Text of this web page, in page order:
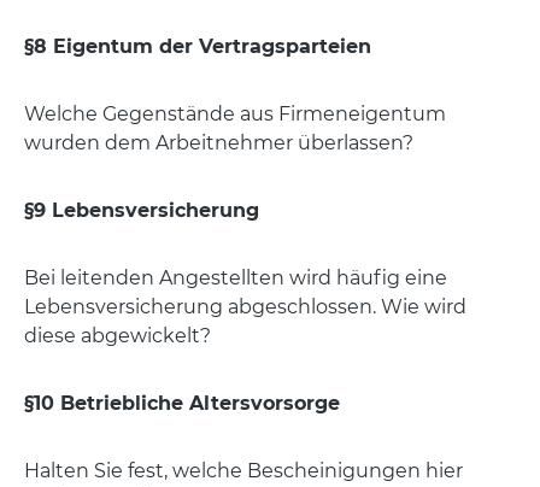
§8 Eigentum der Vertragsparteien
Welche Gegenstände aus Firmeneigentum
wurden dem Arbeitnehmer überlassen?
§9 Lebensversicherung
Bei leitenden Angestellten wird häufig eine
Lebensversicherung abgeschlossen. Wie wird
diese abgewickelt?
§10 Betriebliche Altersvorsorge
Halten Sie fest, welche Bescheinigungen hier